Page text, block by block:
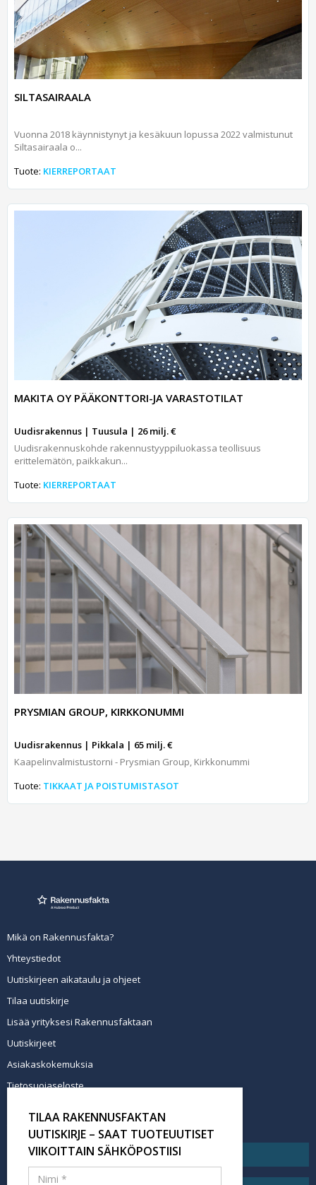
SILTASAIRAALA
Vuonna 2018 käynnistynyt ja kesäkuun lopussa 2022 valmistunut
Siltasairaala o...
Tuote: KIERREPORTAAT
MAKITA OY PÄÄKONTTORI-JA VARASTOTILAT
Uudisrakennus | Tuusula | 26 milj. €
Uudisrakennuskohde rakennustyyppiluokassa teollisuus
erittelemätön, paikkakun...
Tuote: KIERREPORTAAT
PRYSMIAN GROUP, KIRKKONUMMI
Uudisrakennus | Pikkala | 65 milj. €
Kaapelinvalmistustorni - Prysmian Group, Kirkkonummi
Tuote: TIKKAAT JA POISTUMISTASOT
Mikä on Rakennusfakta?
Yhteystiedot
Uutiskirjeen aikataulu ja ohjeet
Tilaa uutiskirje
Lisää yrityksesi Rakennusfaktaan
Uutiskirjeet
Asiakaskokemuksia
Tietosuojaseloste
Tilaa uutiskirje
TILAA RAKENNUSFAKTAN
UUTISKIRJE – SAAT TUOTEUUTISET
VIIKOITTAIN SÄHKÖPOSTIISI